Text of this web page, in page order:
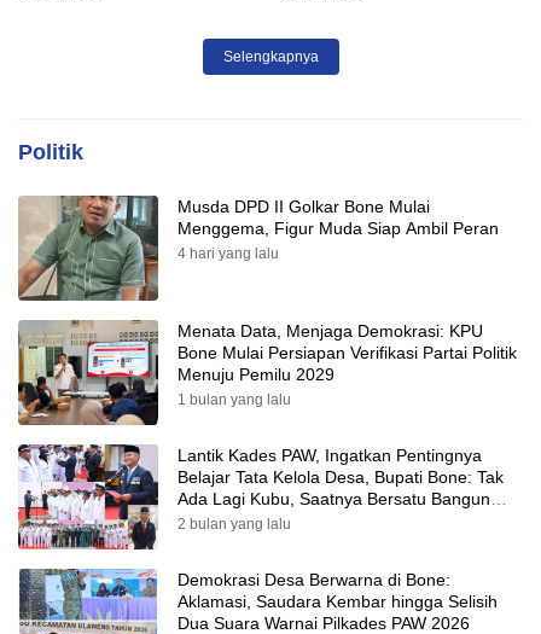
Selengkapnya
Politik
Musda DPD II Golkar Bone Mulai
Menggema, Figur Muda Siap Ambil Peran
4 hari yang lalu
Menata Data, Menjaga Demokrasi: KPU
Bone Mulai Persiapan Verifikasi Partai Politik
Menuju Pemilu 2029
1 bulan yang lalu
Lantik Kades PAW, Ingatkan Pentingnya
Belajar Tata Kelola Desa, Bupati Bone: Tak
Ada Lagi Kubu, Saatnya Bersatu Bangun
Desa
2 bulan yang lalu
Demokrasi Desa Berwarna di Bone:
Aklamasi, Saudara Kembar hingga Selisih
Dua Suara Warnai Pilkades PAW 2026